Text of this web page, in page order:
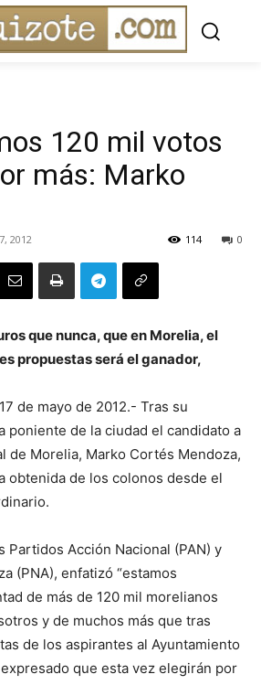
120 mil votos
más: Marko
2012 0
114
que nunca, que en Morelia, el
propuestas será el ganador,
de mayo de 2012.- Tras su
poniente de la ciudad el candidato a
de Morelia, Marko Cortés Mendoza,
obtenida de los colonos desde el
Partidos Acción Nacional (PAN) y
(PNA), enfatizó “estamos
de más de 120 mil morelianos
y de muchos más que tras
de los aspirantes al Ayuntamiento
que esta vez elegirán por